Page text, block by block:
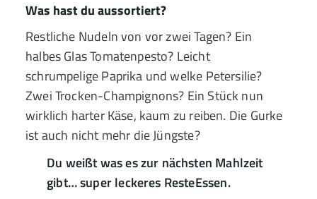
Was hast du aussortiert?
Restliche Nudeln von vor zwei Tagen? Ein
halbes Glas Tomatenpesto? Leicht
schrumpelige Paprika und welke Petersilie?
Zwei Trocken-Champignons? Ein Stück nun
wirklich harter Käse, kaum zu reiben. Die Gurke
ist auch nicht mehr die Jüngste?
Du weißt was es zur nächsten Mahlzeit
gibt… super leckeres ResteEssen.